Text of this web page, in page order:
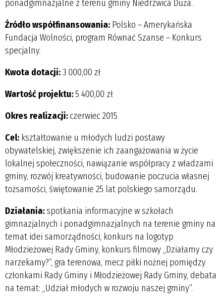
ponadgimnazjalne z terenu gminy Niedrzwica Duża.
Źródło współfinansowania: Polsko – Amerykańska
Fundacja Wolności, program Równać Szanse – Konkurs
specjalny.
Kwota dotacji:3 000,00 zł
Wartość projektu:5 400,00 zł
Okres realizacji:czerwiec 2015
Cel: kształtowanie u młodych ludzi postawy
obywatelskiej, zwiększenie ich zaangażowania w życie
lokalnej społeczności, nawiązanie współpracy z władzami
gminy, rozwój kreatywności, budowanie poczucia własnej
tożsamości, świętowanie 25 lat polskiego samorządu.
Działania:spotkania informacyjne w szkołach
gimnazjalnych i ponadgimnazjalnych na terenie gminy na
temat idei samorządności, konkurs na logotyp
Młodzieżowej Rady Gminy, konkurs filmowy „Działamy czy
narzekamy?”, gra terenowa, mecz piłki nożnej pomiędzy
członkami Rady Gminy i Młodzieżowej Rady Gminy, debata
na temat: „Udział młodych w rozwoju naszej gminy”.